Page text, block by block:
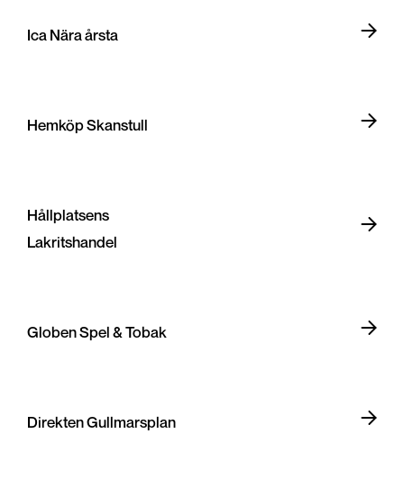
Ica Nära årsta
Hemköp Skanstull
Hållplatsens
Lakritshandel
Globen Spel & Tobak
Direkten Gullmarsplan